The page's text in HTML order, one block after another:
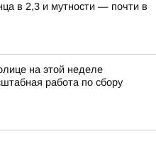
в 2,3 и мутности — почти в
на этой неделе
работа по сбору